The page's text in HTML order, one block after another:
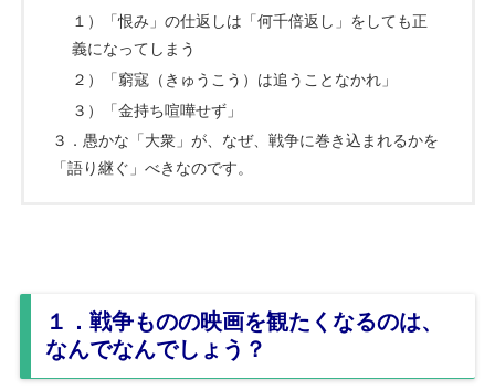
１）「恨み」の仕返しは「何千倍返し」をしても正
義になってしまう
２）「窮寇（きゅうこう）は追うことなかれ」
３）「金持ち喧嘩せず」
３．愚かな「大衆」が、なぜ、戦争に巻き込まれるかを
「語り継ぐ」べきなのです。
１．戦争ものの映画を観たくなるのは、
なんでなんでしょう？